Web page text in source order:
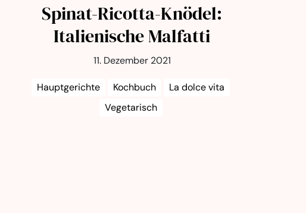
Spinat-Ricotta-Knödel:
Italienische Malfatti
11. Dezember 2021
Hauptgerichte Kochbuch
La dolce vita
Vegetarisch